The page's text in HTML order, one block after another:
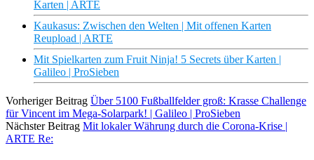
Karten | ARTE
Kaukasus: Zwischen den Welten | Mit offenen Karten
Reupload | ARTE
Mit Spielkarten zum Fruit Ninja! 5 Secrets über Karten |
Galileo | ProSieben
Vorheriger Beitrag Über 5100 Fußballfelder groß: Krasse Challenge
für Vincent im Mega-Solarpark! | Galileo | ProSieben
Nächster Beitrag Mit lokaler Währung durch die Corona-Krise |
ARTE Re: